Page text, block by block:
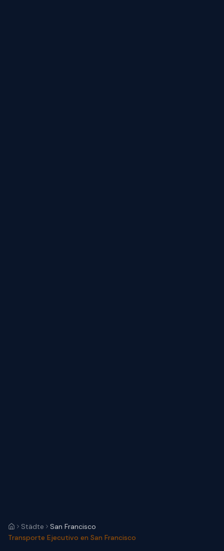
Städte
San Francisco
Transporte Ejecutivo en San Francisco